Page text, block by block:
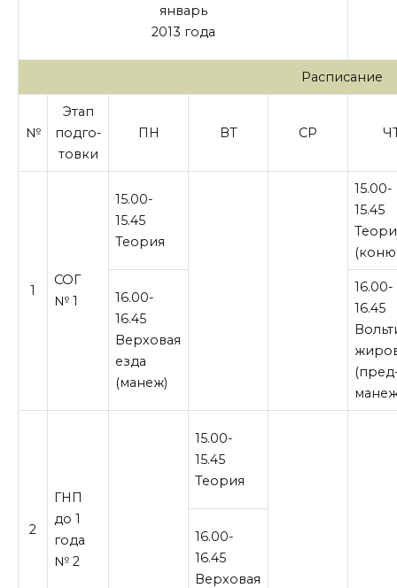
январь
2013 года
Расписание
№
Этап
подго-
товки
ПН ВТ СР
1
СОГ
№ 1
15.00-
15.45
Теория
15.00-
15.45
16.00-
16.45
Верховая
езда
(манеж)
16.00-
16.45
2
ГНП
до 1
года
№ 2
15.00-
15.45
Теория
16.00-
16.45
Верховая